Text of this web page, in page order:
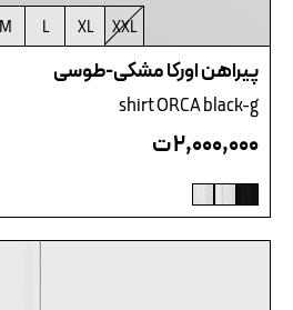
XXL
XL
L
M
پیراهن اورکا مشکی-طوسی
shirt ORCA black-g
۲,۰۰۰,۰۰۰ت